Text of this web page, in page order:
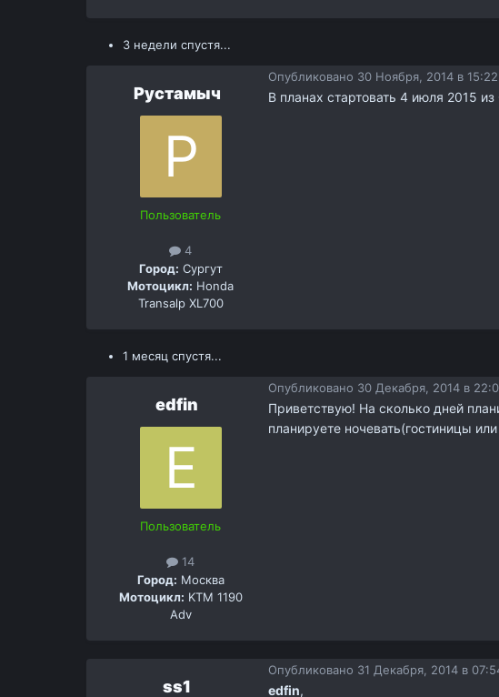
3 недели спустя...
Рустамыч
Пользователь
4
Город: Сургут
Мотоцикл: Honda
Transalp XL700
Опубликовано 30 Ноября, 2014 в 15:22
В планах стартовать 4 июля 2015
1 месяц спустя...
edfin
Пользователь
14
Город: Москва
Мотоцикл: KTM 1190
Adv
Опубликовано 30 Декабря, 2014 в
Приветствую! На сколько дней
планируете ночевать(гостиницы
ss1
Опубликовано 31 Декабря, 2014 в
edfin,